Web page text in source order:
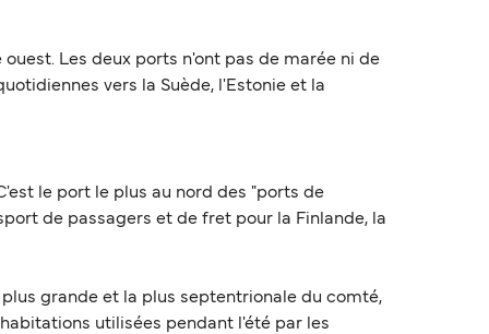
Les deux ports n'ont pas de marée ni de
vers la Suède, l'Estonie et la
le port le plus au nord des "ports de
de passagers et de fret pour la Finlande, la
grande et la plus septentrionale du comté,
utilisées pendant l'été par les